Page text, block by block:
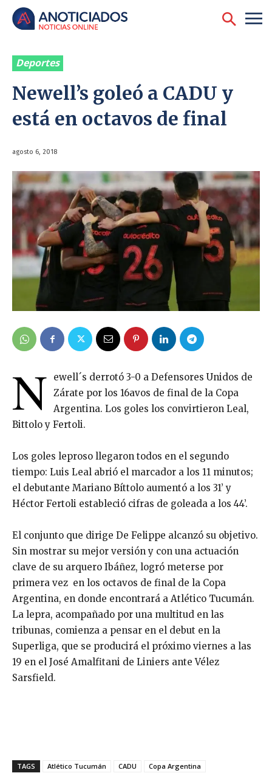
Deportes
Newell’s goleó a CADU y
está en octavos de final
agosto 6, 2018
N
ewell´s derrotó 3-0 a Defensores Unidos de
Zárate por los 16avos de final de la Copa
Argentina. Los goles los convirtieron Leal,
Bittolo y Fertoli.
Los goles leproso llegaron todos en el segundo
tiempo: Luis Leal abrió el marcador a los 11 minutos;
el debutante Mariano Bíttolo aumentó a los 31’ y
Héctor Fertoli estableció cifras de goleada a los 44’.
El conjunto que dirige De Felippe alcanzó su objetivo.
Sin mostrar su mejor versión y con una actuación
clave de su arquero Ibáñez, logró meterse por
primera vez en los octavos de final de la Copa
Argentina, en donde encontrará a Atlético Tucumán.
La lepra, acompañado por una multitud en las
tribunas, comienza a pensar en el debut en la
Superliga, que se producirá el próximo viernes a las
19 en el José Amalfitani de Liniers ante Vélez
Sarsfield.
TAGS Atlético Tucumán CADU
Copa Argentina